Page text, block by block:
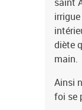
diète
main.
Ainsi
foi se